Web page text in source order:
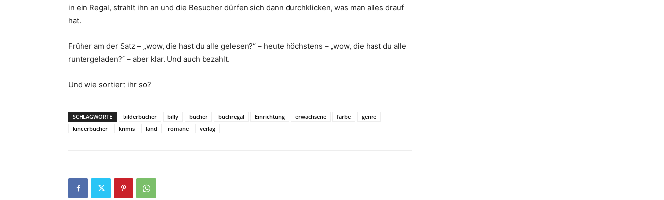
in ein Regal, strahlt ihn an und die Besucher dürfen sich dann durchklicken, was man alles drauf
hat.
Früher am der Satz – „wow, die hast du alle gelesen?“ – heute höchstens – „wow, die hast du alle
runtergeladen?“ – aber klar. Und auch bezahlt.
Und wie sortiert ihr so?
SCHLAGWORTE bilderbücher billy bücher buchregal Einrichtung erwachsene farbe
genre
kinderbücher
krimis land romane verlag